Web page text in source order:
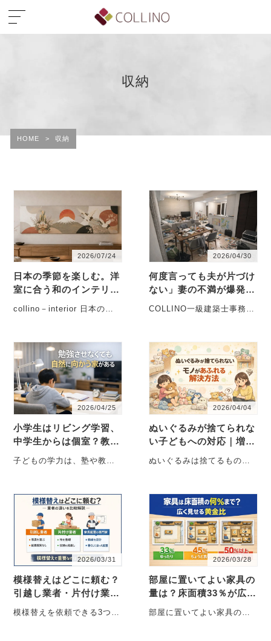
収納
HOME > 収納
2026/07/24
日本の季節を楽しむ。洋
室に合う和のインテリア
collino－interior 日本の住
・・・
2026/04/30
何度言っても夫が片づけ
ない」妻の不満が爆発す
る家庭に多い“散らかる
家”の意外な共通点～ダ
COLLINO一級建築士事務所
の整え方 ・・・
2026/04/25
小学生はリビング学習、
中学生からは個室？教育
建築士が実践した「わが
家の勉強環境の変え方」
子どもの学力は、塾や教材
るのが「住・・・
2026/04/04
ぬいぐるみが捨てられな
い子どもへの対応｜増え
すぎたぬいぐるみの整理
方法
ぬいぐるみは捨てるもので
る方法があります。 ・・・
2026/03/31
模様替えはどこに頼む？
引越し業者・片付け業
者・配置のプロの違いを
一級建築士が解説
模様替えを依頼できる3つの
2026/03/28
部屋に置いてよい家具の
量は？床面積33％が広く
見える理由と45％の限界
部屋に置いてよい家具の量